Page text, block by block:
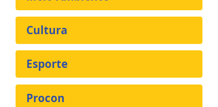
Cultura
Esporte
Procon